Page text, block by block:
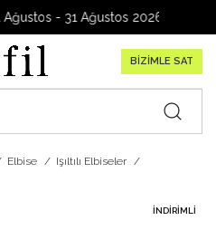
- 31 Ağustos 2026
BİZİMLE SAT
Elbise
Işıltılı Elbiseler
İNDIRIMLI